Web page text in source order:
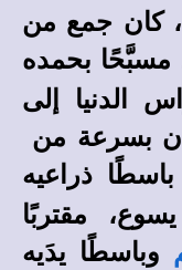
كان جمع من
مسبَّحًا بحمده
الدنيا إلى
بسرعة من
باسطًا ذراعيه
مقتربًا
وباسطًا يدَيه